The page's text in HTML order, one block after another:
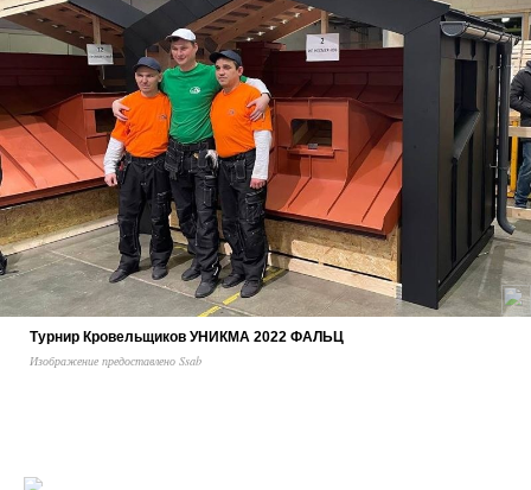
Турнир Кровельщиков УНИКМА 2022 ФАЛЬЦ
Изображение предоставлено Ssab